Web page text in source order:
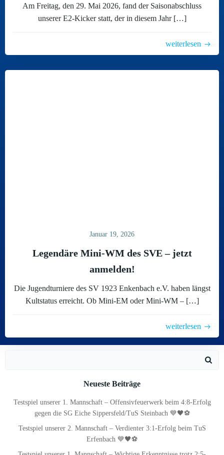
Am Freitag, den 29. Mai 2026, fand der Saisonabschluss
unserer E2-Kicker statt, der in diesem Jahr […]
weiterlesen
Januar 19, 2026
Legendäre Mini-WM des SVE – jetzt
anmelden!
Die Jugendturniere des SV 1923 Enkenbach e.V. haben längst
Kultstatus erreicht. Ob Mini-EM oder Mini-WM – […]
weiterlesen
Neueste Beiträge
Testspiel unserer 1. Mannschaft – Offensivfeuerwerk beim 4:8-Erfolg
gegen die SG Eiche Sippersfeld/TuS Steinbach 💙🖤⚽
Testspiel unserer 2. Mannschaft – Verdienter 3:1-Erfolg beim TuS
Erfenbach 💙🖤⚽